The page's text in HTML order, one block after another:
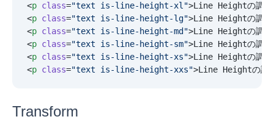
<p class="text is-line-height-xl ">Line Heightの調
<p class="text is-line-height-lg">Line Heightの調
<p class="text is-line-height-md ">Line Heightの調
<p class="text is-line-height-sm">Line Heightの調
<p class="text is-line-height-xs">Line Heightの調
<p class="text is-line-height-xxs">Line Heightの調
Transform